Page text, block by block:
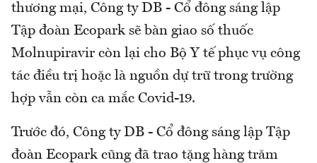
thương mại, Công ty DB - Cổ đông sáng lập
Tập đoàn Ecopark sẽ bàn giao số thuốc
Molnupiravir còn lại cho Bộ Y tế phục vụ công
tác điều trị hoặc là nguồn dự trữ trong trường
hợp vẫn còn ca mắc Covid-19.
Trước đó, Công ty DB - Cổ đông sáng lập Tập
đoàn Ecopark cũng đã trao tặng hàng trăm